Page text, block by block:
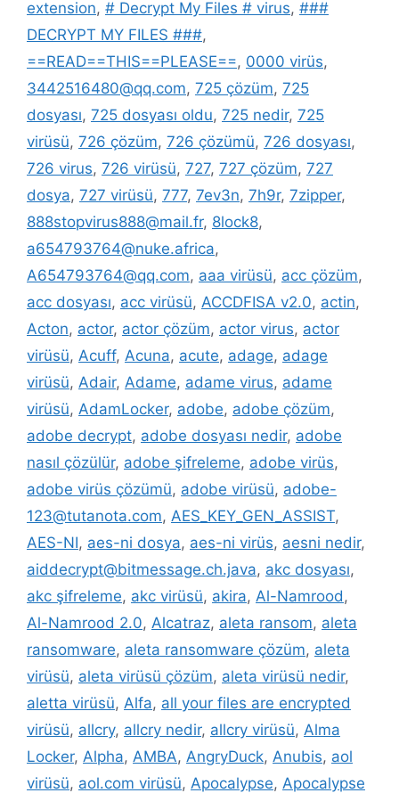
extension, # Decrypt My Files # virus, ###
DECRYPT MY FILES ###,
==READ==THIS==PLEASE==, 0000 virüs,
3442516480@qq.com, 725 çözüm, 725
dosyası, 725 dosyası oldu, 725 nedir, 725
virüsü, 726 çözüm, 726 çözümü, 726 dosyası,
726 virus, 726 virüsü, 727, 727 çözüm, 727
dosya, 727 virüsü, 777, 7ev3n, 7h9r, 7zipper,
888stopvirus888@mail.fr, 8lock8,
a654793764@nuke.africa,
A654793764@qq.com, aaa virüsü, acc çözüm,
acc dosyası, acc virüsü, ACCDFISA v2.0, actin,
Acton, actor, actor çözüm, actor virus, actor
virüsü, Acuff, Acuna, acute, adage, adage
virüsü, Adair, Adame, adame virus, adame
virüsü, AdamLocker, adobe, adobe çözüm,
adobe decrypt, adobe dosyası nedir, adobe
nasıl çözülür, adobe şifreleme, adobe virüs,
adobe virüs çözümü, adobe virüsü, adobe-
123@tutanota.com, AES_KEY_GEN_ASSIST,
AES-NI, aes-ni dosya, aes-ni virüs, aesni nedir,
aiddecrypt@bitmessage.ch.java, akc dosyası,
akc şifreleme, akc virüsü, akira, Al-Namrood,
Al-Namrood 2.0, Alcatraz, aleta ransom, aleta
ransomware, aleta ransomware çözüm, aleta
virüsü, aleta virüsü çözüm, aleta virüsü nedir,
aletta virüsü, Alfa, all your files are encrypted
virüsü, allcry, allcry nedir, allcry virüsü, Alma
Locker, Alpha, AMBA, AngryDuck, Anubis, aol
virüsü, aol.com virüsü, Apocalypse, Apocalypse